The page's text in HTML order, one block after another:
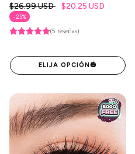
Precio
regular
$26.99 USD $20.25 USD
- 25%
(5 reseñas)
ELIJA OPCIÓN🎃